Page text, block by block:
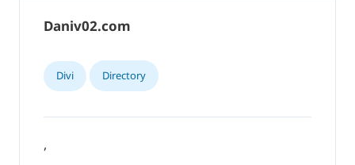
Daniv02.com
Divi Directory
,